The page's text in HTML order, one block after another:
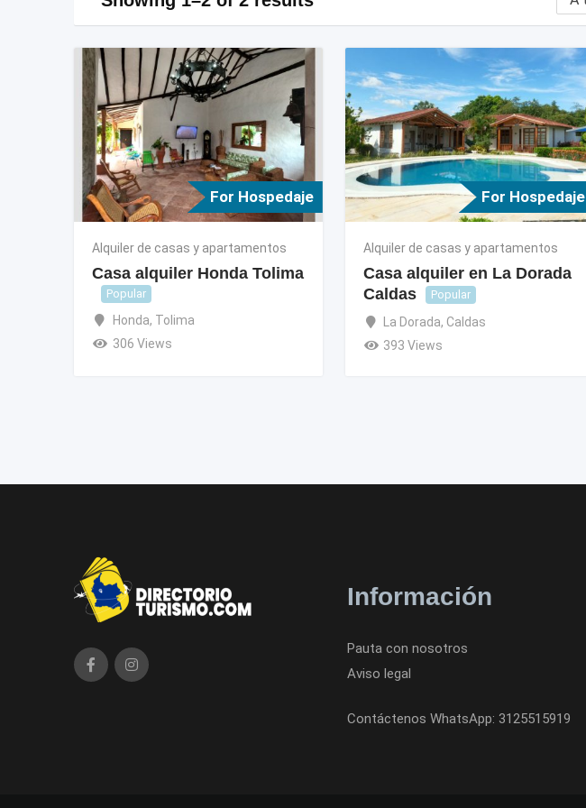
For Hospedaje
Alquiler de casas y apartamentos
Casa alquiler Honda Tolima
Popular
Honda, Tolima
306 Views
For Hospedaje
Alquiler de casas y apartamentos
Casa alquiler en La Dorada
Caldas
Popular
La Dorada, Caldas
393 Views
Información
Pauta con nosotros
Aviso legal
Contáctenos WhatsApp: 3125515919